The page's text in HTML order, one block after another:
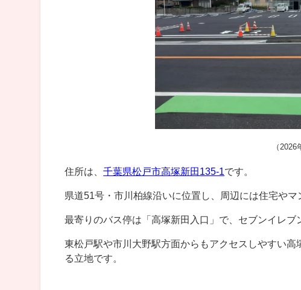
（2026
住所は、千葉県松戸市高塚新田135-1 です。
県道51号・市川柏線沿いに位置し、周辺には住宅や
最寄りのバス停は「高塚新田入口」で、セブンイレブ
東松戸駅や市川大野駅方面からもアクセスしやすい
る立地です。